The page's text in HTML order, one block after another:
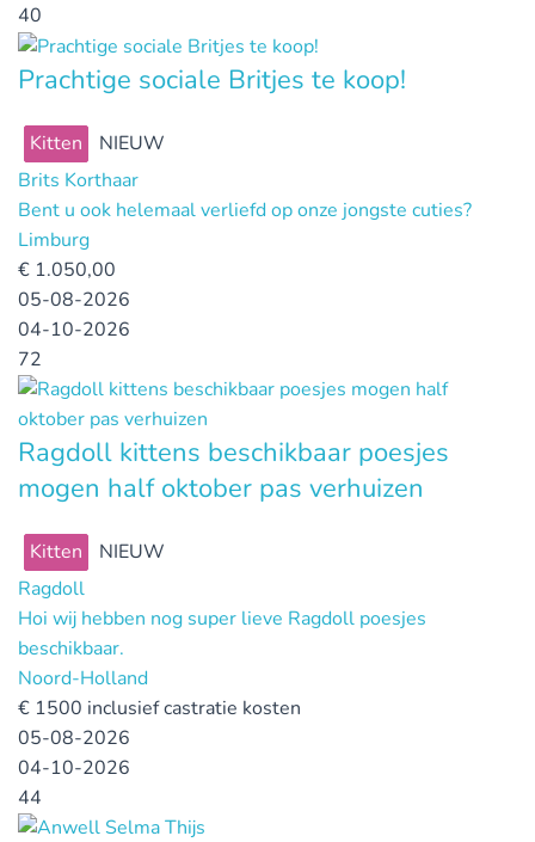
40
Prachtige sociale Britjes te koop!
Kitten
NIEUW
Brits Korthaar
Bent u ook helemaal verliefd op onze jongste cuties?
Limburg
€ 1.050,00
05-08-2026
04-10-2026
72
Ragdoll kittens beschikbaar poesjes
mogen half oktober pas verhuizen
Kitten
NIEUW
Ragdoll
Hoi wij hebben nog super lieve Ragdoll poesjes
beschikbaar.
Noord-Holland
€ 1500 inclusief castratie kosten
05-08-2026
04-10-2026
44